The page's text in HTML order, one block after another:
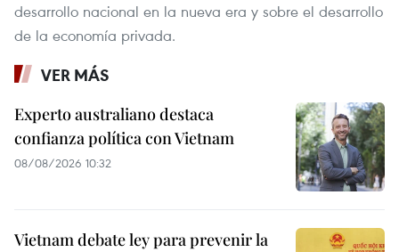
desarrollo nacional en la nueva era y sobre el desarrollo
de la economía privada.
VER MÁS
Experto australiano destaca
confianza política con Vietnam
08/08/2026 10:32
Vietnam debate ley para prevenir la